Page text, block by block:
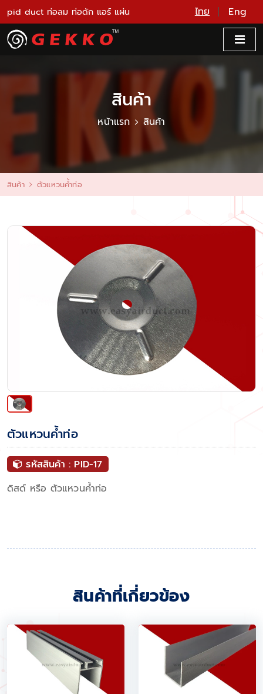
pid duct ท่อลม ท่อดัก แอร์ แผ่น ไทย Eng
สินค้า
หน้าแรก สินค้า
สินค้า ตัวแหวนค้ำท่อ
ตัวแหวนค้ำท่อ
รหัสสินค้า : PID-17
ดิสด์ หรือ ตัวแหวนค้ำท่อ
สินค้าที่เกี่ยวข้อง